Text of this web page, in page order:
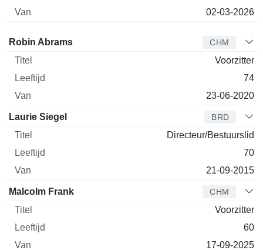
02-03-2026
Bestuurder Titel
Robin Abrams CHM
Voorzitter
74
23-06-2020
Laurie Siegel BRD
Directeur/Bestuurslid
70
21-09-2015
Malcolm Frank CHM
Voorzitter
60
17-09-2025